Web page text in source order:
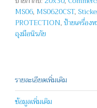
ชิ้น
MS06, MS0620CST,
PROTECTION, ป้ายเครื่อง
ถุงมือนิรภัย
รายละเอียดเพิ่มเติม
ข้อมูลเพิ่มเติม